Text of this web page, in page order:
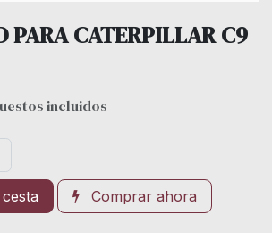
PARA CATERPILLAR C9
incluidos
Comprar ahora